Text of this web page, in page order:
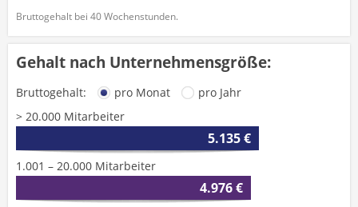
Bruttogehalt bei 40 Wochenstunden.
Gehalt nach Unternehmensgröße:
Bruttogehalt: pro Monat
pro Jahr
> 20.000 Mitarbeiter
5.135 €
1.001 – 20.000 Mitarbeiter
4.976 €